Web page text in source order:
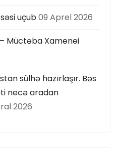
uçub09 Aprel 2026
Müctəba Xamenei
sülhə hazırlaşır. Bəs
necə aradan
2026